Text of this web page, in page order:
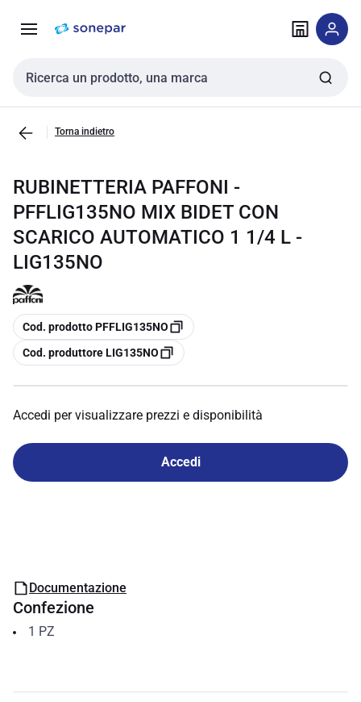
navigazione alla
Cerca input
Torna indietro
RUBINETTERIA PAFFONI -
PFFLIG135NO MIX BIDET CON
SCARICO AUTOMATICO 1 1/4 L -
LIG135NO
copia
Cod. prodotto PFFLIG135NO
copia
Cod. produttore LIG135NO
Accedi per visualizzare prezzi e disponibilità
Accedi
Documentazione
Confezione
1 PZ